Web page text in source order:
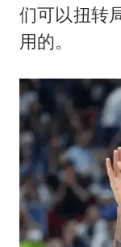
们可以扭转
用的。